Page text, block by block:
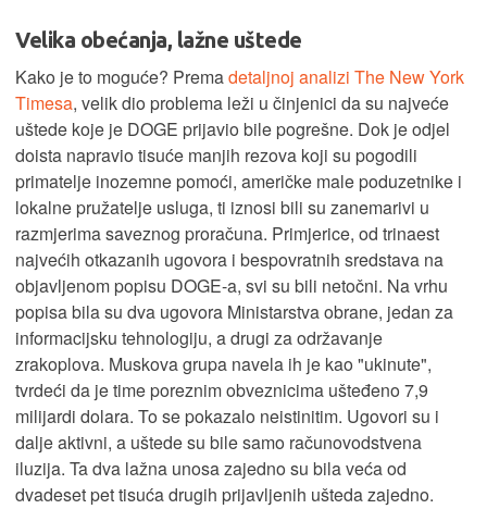
Velika obećanja, lažne uštede
Kako je to moguće? Premadetaljnoj analizi The New York
Timesa, velik dio problema leži u činjenici da su najveće
uštede koje je DOGE prijavio bile pogrešne. Dok je odjel
doista napravio tisuće manjih rezova koji su pogodili
primatelje inozemne pomoći, američke male poduzetnike i
lokalne pružatelje usluga, ti iznosi bili su zanemarivi u
razmjerima saveznog proračuna. Primjerice, od trinaest
najvećih otkazanih ugovora i bespovratnih sredstava na
objavljenom popisu DOGE-a, svi su bili netočni. Na vrhu
popisa bila su dva ugovora Ministarstva obrane, jedan za
informacijsku tehnologiju, a drugi za održavanje
zrakoplova. Muskova grupa navela ih je kao "ukinute",
tvrdeći da je time poreznim obveznicima ušteđeno 7,9
milijardi dolara. To se pokazalo neistinitim. Ugovori su i
dalje aktivni, a uštede su bile samo računovodstvena
iluzija. Ta dva lažna unosa zajedno su bila veća od
dvadeset pet tisuća drugih prijavljenih ušteda zajedno.